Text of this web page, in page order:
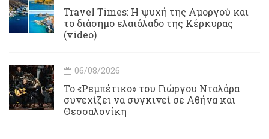
Travel Times: H ψυχή της Αμοργού και
το διάσημο ελαιόλαδο της Κέρκυρας
(video)
06/08/2026
Το «Ρεμπέτικο» του Γιώργου Νταλάρα
συνεχίζει να συγκινεί σε Αθήνα και
Θεσσαλονίκη